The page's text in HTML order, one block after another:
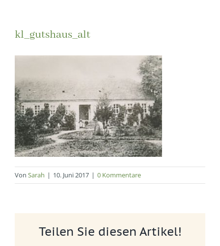
kl_gutshaus_alt
Von Sarah | 10. Juni 2017 | 0 Kommentare
Teilen Sie diesen Artikel!